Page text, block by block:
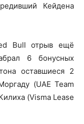
Кейдена
Bull отрыв ещё
6 бонусных
оставшиеся 2
(UAE Team
(Visma Lease